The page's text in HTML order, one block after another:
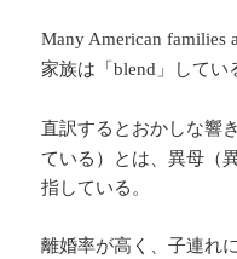
Many American families
家族は「blend 」してい
直訳するとおかしな響
ている）とは、異母（
指している。
離婚率が高く、子連れ